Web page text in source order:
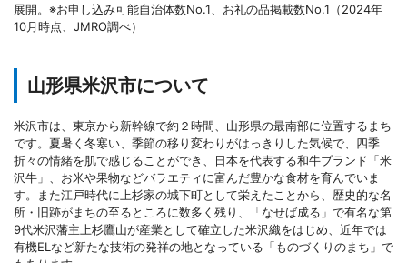
展開。※お申し込み可能自治体数No.1、お礼の品掲載数No.1（2024年
10月時点、JMRO調べ）
山形県米沢市について
米沢市は、東京から新幹線で約２時間、山形県の最南部に位置するまち
です。夏暑く冬寒い、季節の移り変わりがはっきりした気候で、四季
折々の情緒を肌で感じることができ、日本を代表する和牛ブランド「米
沢牛」、お米や果物などバラエティに富んだ豊かな食材を育んでいま
す。また江戸時代に上杉家の城下町として栄えたことから、歴史的な名
所・旧跡がまちの至るところに数多く残り、「なせば成る」で有名な第
9代米沢藩主上杉鷹山が産業として確立した米沢織をはじめ、近年では
有機ELなど新たな技術の発祥の地となっている「ものづくりのまち」で